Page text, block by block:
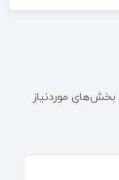
بخش‌های موردنیاز